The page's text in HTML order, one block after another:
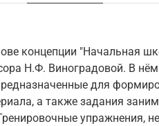
концепции "Начальная
Н.Ф. Виноградовой. В нём
для
а также задания
упражнения,